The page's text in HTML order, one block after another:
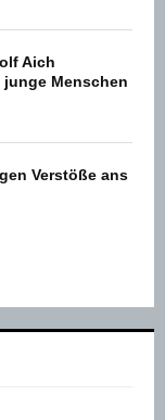
Aich
Menschen
Verstöße ans